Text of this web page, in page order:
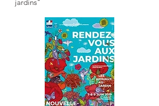
jardins"